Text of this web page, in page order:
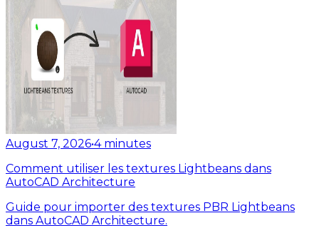
August 7, 2026•4 minutes
Comment utiliser les textures Lightbeans dans
AutoCAD Architecture
Guide pour importer des textures PBR Lightbeans
dans AutoCAD Architecture.